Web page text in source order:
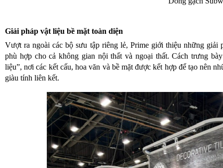
Giải pháp vật liệu bề mặt toàn diện
Vượt ra ngoài các bộ sưu tập riêng lẻ, Prime giới thiệu những giải
phù hợp cho cả không gian nội thất và ngoại thất. Cách trưng
liệu”, nơi các kết cấu, hoa văn và bề mặt được kết hợp để tạo nên
giàu tính liên kết.